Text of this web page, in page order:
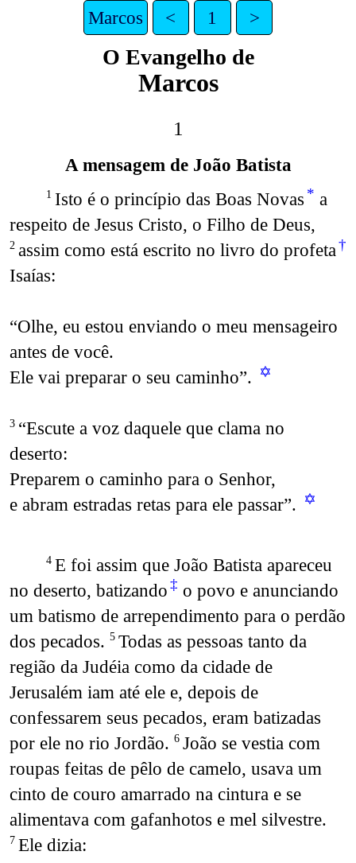
Marcos < 1 >
O Evangelho de
Marcos
1
A mensagem de João Batista
1 Isto é o princípio das Boas Novas * a
respeito de Jesus Cristo, o Filho de Deus,
2 assim como está escrito no livro do profeta†
Isaías:
“Olhe, eu estou enviando o meu mensageiro
antes de você.
Ele vai preparar o seu caminho”. ✡
3 “Escute a voz daquele que clama no
deserto:
Preparem o caminho para o Senhor,
e abram estradas retas para ele passar”. ✡
4 E foi assim que João Batista apareceu
no deserto, batizando‡ o povo e anunciando
um batismo de arrependimento para o perdão
dos pecados. 5 Todas as pessoas tanto da
região da Judéia como da cidade de
Jerusalém iam até ele e, depois de
confessarem seus pecados, eram batizadas
por ele no rio Jordão. 6 João se vestia com
roupas feitas de pêlo de camelo, usava um
cinto de couro amarrado na cintura e se
alimentava com gafanhotos e mel silvestre.
7 Ele dizia: